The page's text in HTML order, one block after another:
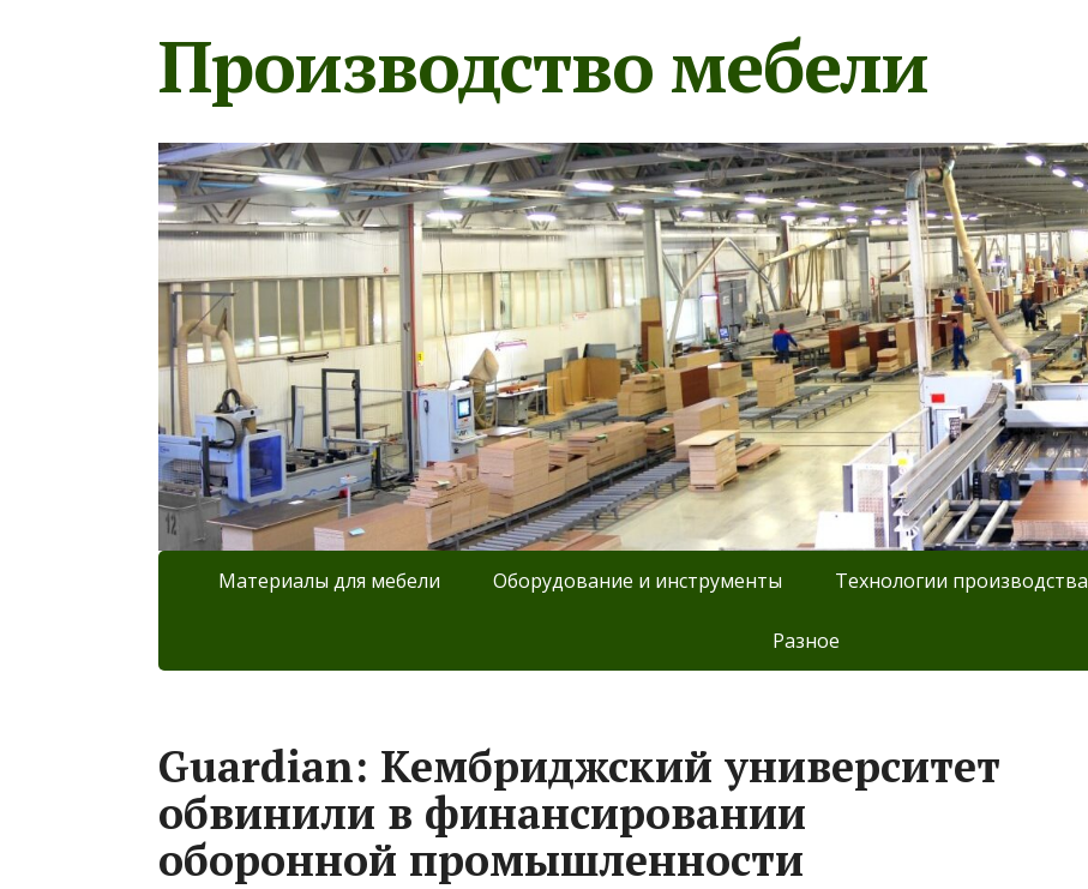
Производство мебели
Материалы для мебели Оборудование и инструменты Технологии производства
Разное
Guardian: Кембриджский университет
обвинили в финансировании
оборонной промышленности